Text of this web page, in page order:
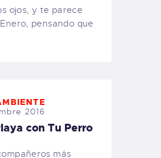
ojos, y te parece
pensando que
2016
con Tu Perro
más